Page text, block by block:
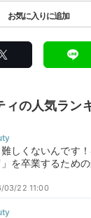
ィの人気ラン
しくないんです
」を卒業するため
03/22 11:00